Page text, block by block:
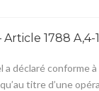
1788 A,4-
déclaré conforme à
titre d’une